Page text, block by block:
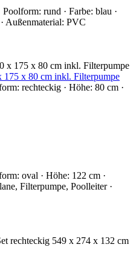
rund · Farbe: blau ·
Außenmaterial: PVC
175 x 80 cm inkl. Filterpumpe
rechteckig · Höhe: 80 cm ·
oval · Höhe: 122 cm ·
Filterpumpe, Poolleiter ·